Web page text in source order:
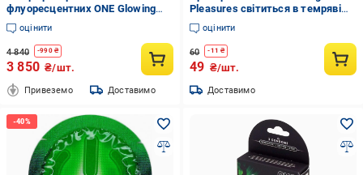
флуоресцентних ONE Glowing
Pleasures світяться у темряві
100 шт. (ONE11500B)
оцінити
4 840 -990₴
3 850 ₴/шт.
Привеземо Доставимо
Pleasures світиться в темряві
гладкий (ON222073)
оцінити
60 -11 ₴
49 ₴/шт.
Доставимо